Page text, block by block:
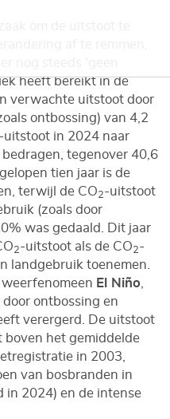
heeft bereikt in de
verwachte uitstoot door
ontbossing) van 4,2
-uitstoot in 2024 naar
tegenover 40,6
tien jaar is de
terwijl de CO2-uitstoot
(zoals door
was gedaald. Dit jaar
2-uitstoot als de CO2-
landgebruik toenemen.
El Niño
ontbossing en
verergerd. De uitstoot
boven het gemiddelde
in 2003,
van bosbranden in
in 2024) en de intense